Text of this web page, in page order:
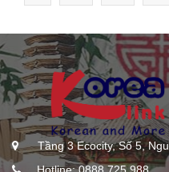
Tầng 3 Ecocity, Số 5,